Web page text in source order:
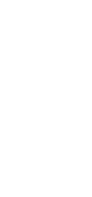
中風險的患者，他
發等，無論有否
要求患者將壞膽固
L，那麼並非
日常習慣、控制體
降低高膽固醇的藥
L，須降多於